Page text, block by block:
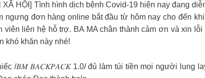
HỘI] Tình hình dịch bệnh Covid-19 hiện nay đang
đơn hàng online bắt đầu từ hôm nay cho đến
liên hệ hỗ trợ. BA MA chân thành cảm ơn và xin
khó khăn này nhé!
/𝐵𝑀 𝐵𝐴𝐶𝐾𝑃𝐴𝐶𝐾 1.0/ đủ làm túi tiền mọi người lung